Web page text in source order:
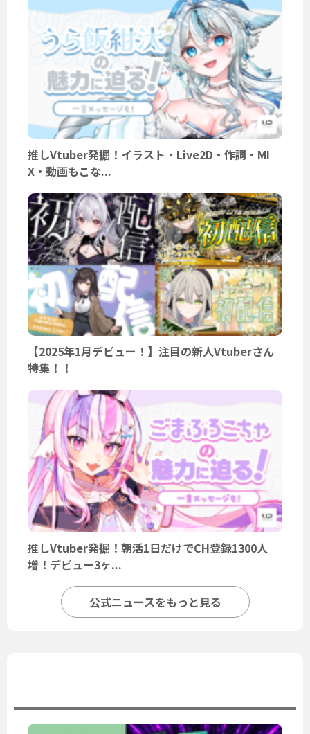
推しVtuber発掘！イラスト・Live2D・作詞・MI
X・動画もこな...
【2025年1月デビュー！】注目の新人Vtuberさん
特集！！
推しVtuber発掘！朝活1日だけでCH登録1300人
増！デビュー3ヶ...
公式ニュースをもっと見る